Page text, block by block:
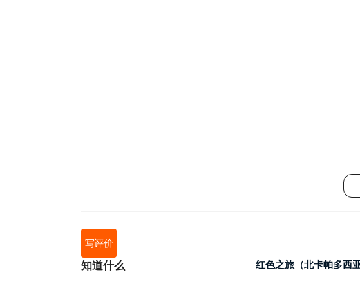
写评价
知道什么 红色之旅（北卡帕多